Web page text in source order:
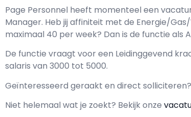
Page Personnel heeft momenteel een
Manager. Heb jij affiniteit met de Energie/
maximaal 40 per week? Dan is de functie als
De functie vraagt voor een Leidinggevend
salaris van 3000 tot 5000.
Geïnteresseerd geraakt en direct
Niet helemaal wat je zoekt? Bekijk onze